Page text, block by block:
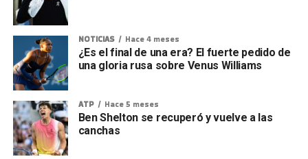
NOTICIAS Hace 4 meses
¿Es el final de una era? El fuerte pedido de
una gloria rusa sobre Venus Williams
ATP Hace 5 meses
Ben Shelton se recuperó y vuelve a las
canchas